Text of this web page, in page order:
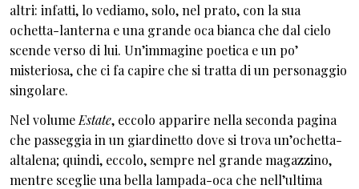
altri: infatti, lo vediamo, solo, nel prato, con la sua
ochetta-lanterna e una grande oca bianca che dal cielo
scende verso di lui. Un’immagine poetica e un po’
misteriosa, che ci fa capire che si tratta di un personaggio
singolare.
Nel volume Estate, eccolo apparire nella seconda pagina
che passeggia in un giardinetto dove si trova un’ochetta-
altalena; quindi, eccolo, sempre nel grande magazzino,
mentre sceglie una bella lampada-oca che nell’ultima